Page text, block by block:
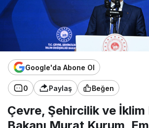
Google'da Abone Ol
0 Paylaş Beğen
Çevre, Şehircilik ve